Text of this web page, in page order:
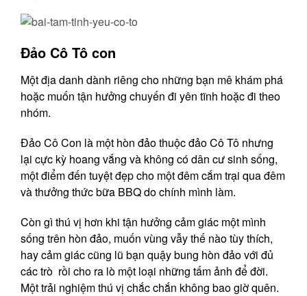
Đảo Cô Tô con
Một địa danh dành riêng cho những bạn mê khám phá
hoặc muốn tận hưởng chuyến đi yên tĩnh hoặc đi theo
nhóm.
Đảo Cô Con là một hòn đảo thuộc đảo Cô Tô nhưng
lại cực kỳ hoang vắng và không có dân cư sinh sống,
một điểm đến tuyệt đẹp cho một đêm cắm trại qua đêm
và thưởng thức bữa BBQ do chính mình làm.
Còn gì thú vị hơn khi tận hưởng cảm giác một mình
sống trên hòn đảo, muốn vùng vẫy thế nào tùy thích,
hay cảm giác cũng lũ bạn quậy bung hòn đảo với đủ
các trò rồi cho ra lò một loại những tấm ảnh để đời.
Một trải nghiệm thú vị chắc chắn không bao giờ quên.